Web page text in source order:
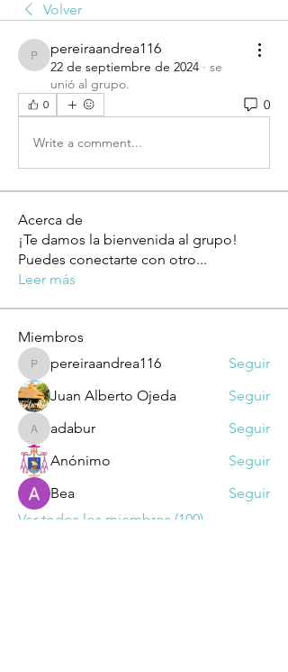
Volver
pereiraandrea116
pereiraandrea116
22 de septiembre de 2024 · se
unió al grupo.
0 0
Write a comment...
Acerca de
¡Te damos la bienvenida al grupo!
Puedes conectarte con otro...
Leer más
Miembros
pereiraandrea116
pereiraandrea116
Seguir
Juan Alberto Ojeda
Seguir
adaburadabur
Seguir
Anónimo
Seguir
Bea
Seguir
Ver todos los miembros (100)